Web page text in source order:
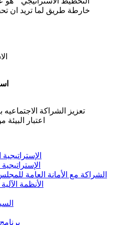
تعزيز الشراكة
اعتبار
الشراكة مع الأمانة العامة
الأنظمة